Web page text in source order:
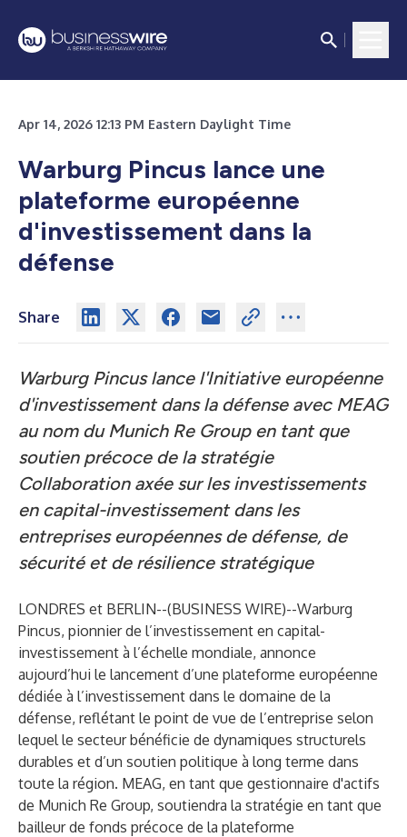
Apr 14, 2026 12:13 PM Eastern Daylight Time
Warburg Pincus lance une
plateforme européenne
d'investissement dans la
défense
Share
Warburg Pincus lance l'Initiative européenne
d'investissement dans la défense avec MEAG
au nom du Munich Re Group en tant que
soutien précoce de la stratégie
Collaboration axée sur les investissements
en capital-investissement dans les
entreprises européennes de défense, de
sécurité et de résilience stratégique
LONDRES et BERLIN--(BUSINESS WIRE)--Warburg
Pincus, pionnier de l’investissement en capital-
investissement à l’échelle mondiale, annonce
aujourd’hui le lancement d’une plateforme européenne
dédiée à l’investissement dans le domaine de la
défense, reflétant le point de vue de l’entreprise selon
lequel le secteur bénéficie de dynamiques structurels
durables et d’un soutien politique à long terme dans
toute la région. MEAG, en tant que gestionnaire d'actifs
de Munich Re Group, soutiendra la stratégie en tant que
bailleur de fonds précoce de la plateforme